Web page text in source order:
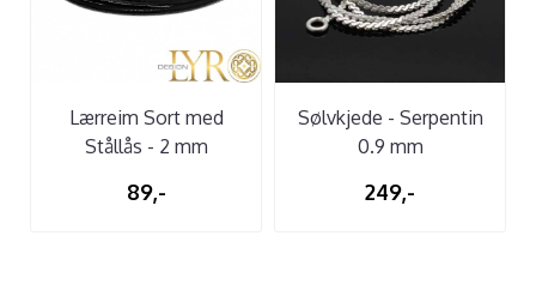
Lærreim Sort med
Stållås - 2 mm
89,-
Sølvkjede - Serpentin
0.9 mm
249,-